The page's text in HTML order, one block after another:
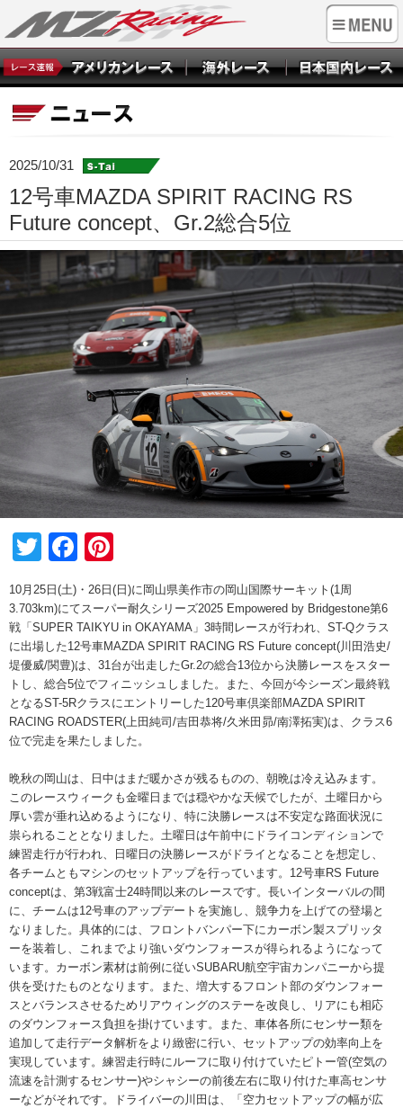
2025/10/31
12号車MAZDA SPIRIT RACING RS
Future concept、Gr.2総合5位
TwitterFacebook
10月25日(土)・26日(日)に岡山県美作市の岡山国際サーキット(1周
3.703km)にてスーパー耐久シリーズ2025 Empowered by Bridgestone第6
戦「SUPER TAIKYU in OKAYAMA」3時間レースが行われ、ST-Qクラス
に出場した12号車MAZDA SPIRIT RACING RS Future concept(川田浩史/
堤優威/関豊)は、31台が出走したGr.2の総合13位から決勝レースをスター
トし、総合5位でフィニッシュしました。また、今回が今シーズン最終戦
となるST-5Rクラスにエントリーした120号車倶楽部MAZDA SPIRIT
RACING ROADSTER(上田純司/吉田恭将/久米田昴/南澤拓実)は、クラス6
位で完走を果たしました。
晩秋の岡山は、日中はまだ暖かさが残るものの、朝晩は冷え込みます。
このレースウィークも金曜日までは穏やかな天候でしたが、土曜日から
厚い雲が垂れ込めるようになり、特に決勝レースは不安定な路面状況に
祟られることとなりました。土曜日は午前中にドライコンディションで
練習走行が行われ、日曜日の決勝レースがドライとなることを想定し、
各チームともマシンのセットアップを行っています。12号車RS Future
conceptは、第3戦富士24時間以来のレースです。長いインターバルの間
に、チームは12号車のアップデートを実施し、競争力を上げての登場と
なりました。具体的には、フロントバンパー下にカーボン製スプリッタ
ーを装着し、これまでより強いダウンフォースが得られるようになって
います。カーボン素材は前例に従いSUBARU航空宇宙カンパニーから提
供を受けたものとなります。また、増大するフロント部のダウンフォー
スとバランスさせるためリアウィングのステーを改良し、リアにも相応
のダウンフォース負担を掛けています。また、車体各所にセンサー類を
追加して走行データ解析をより緻密に行い、セットアップの効率向上を
実現しています。練習走行時にルーフに取り付けていたピトー管(空気の
流速を計測するセンサー)やシャシーの前後左右に取り付けた車高センサ
ーなどがそれです。ドライバーの川田は、「空力セットアップの幅が広